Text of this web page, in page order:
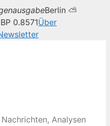
Berlin ⛅
0.8571Über
Analysen